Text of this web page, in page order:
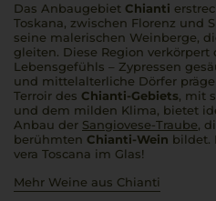
Das Anbaugebiet Chianti
Toskana, zwischen Florenz und
seine malerischen Weinberge,
gleiten. Diese Region verkörpert
Lebensgefühls – Zypressen
und mittelalterliche Dörfer
Terroir des Chianti-Gebiets, mit
und dem milden Klima, bietet
Anbau der Sangiovese-Traube,
berühmten Chianti-Wein bildet.
vera Toscana im Glas!
Mehr Weine aus Chianti